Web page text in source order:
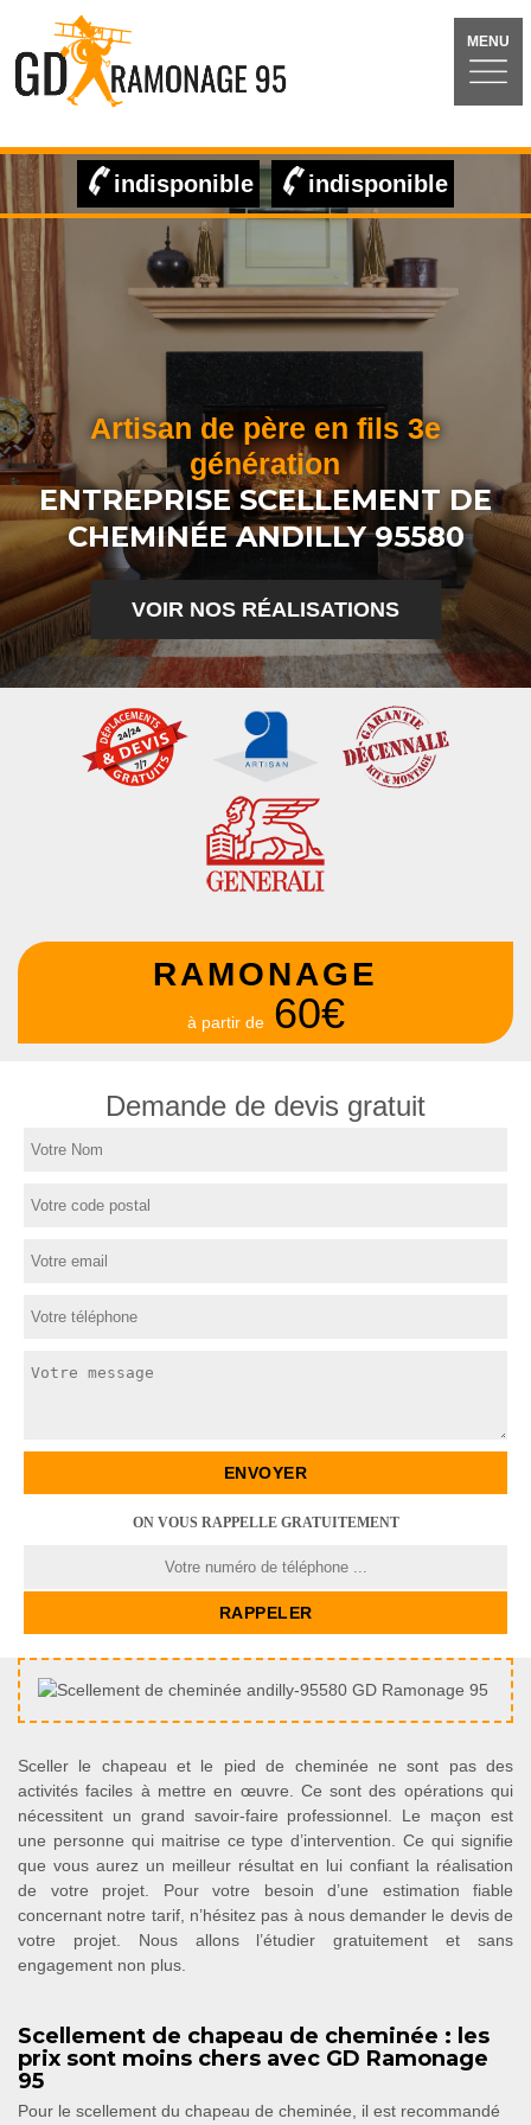
MENU
indisponible indisponible
Artisan de père en fils 3e
génération
ENTREPRISE SCELLEMENT DE
CHEMINÉE ANDILLY 95580
VOIR NOS RÉALISATIONS
RAMONAGE
à partir de 60€
Demande de devis gratuit
ON VOUS RAPPELLE GRATUITEMENT
Sceller le chapeau et le pied de cheminée ne sont pas des
activités faciles à mettre en œuvre. Ce sont des opérations qui
nécessitent un grand savoir-faire professionnel. Le maçon est
une personne qui maitrise ce type d’intervention. Ce qui signifie
que vous aurez un meilleur résultat en lui confiant la réalisation
de votre projet. Pour votre besoin d’une estimation fiable
concernant notre tarif, n’hésitez pas à nous demander le devis de
votre projet. Nous allons l’étudier gratuitement et sans
engagement non plus.
Scellement de chapeau de cheminée : les
prix sont moins chers avec GD Ramonage
95
Pour le scellement du chapeau de cheminée, il est recommandé